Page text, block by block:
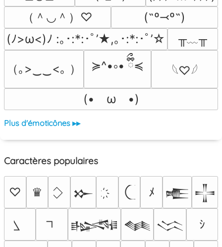
（＾◡＾）♡
(˶º⤙º˶)
(ﾉ>ω<)ﾉ :｡･:*:･ﾟ’★,｡･:*:･ﾟ’☆
╥﹏╥
（｡>‿‿<｡ ） ≽^•༚• ྀིྀ≼
𓆩♡𓆪
(•　ω　•)
Plus d'émoticônes ▸▸
Caractères populaires
♡ ♛ 𒁍 ﾒ 𒍫 𒋲
𒈙 𒈝 𒈱 ｼ